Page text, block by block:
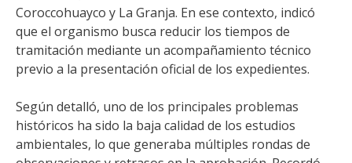
Coroccohuayco y La Granja. En ese contexto, indicó
que el organismo busca reducir los tiempos de
tramitación mediante un acompañamiento técnico
previo a la presentación oficial de los expedientes.
Según detalló, uno de los principales problemas
históricos ha sido la baja calidad de los estudios
ambientales, lo que generaba múltiples rondas de